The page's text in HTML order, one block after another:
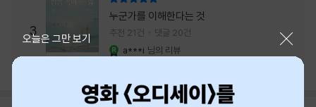
3
누군가를 이해한다는 것
추천 21건 댓글 20건
a***i 님의 리뷰
오늘은 그만 보기